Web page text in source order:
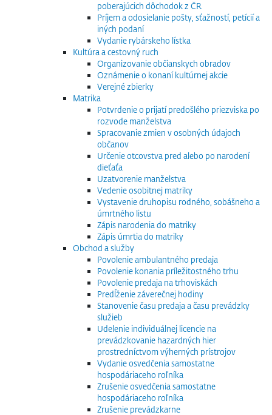
poberajúcich dôchodok z ČR
Príjem a odosielanie pošty, sťažností, petícií a
iných podaní
Vydanie rybárskeho lístka
Kultúra a cestovný ruch
Organizovanie občianskych obradov
Oznámenie o konaní kultúrnej akcie
Verejné zbierky
Matrika
Potvrdenie o prijatí predošlého priezviska po
rozvode manželstva
Spracovanie zmien v osobných údajoch
občanov
Určenie otcovstva pred alebo po narodení
dieťaťa
Uzatvorenie manželstva
Vedenie osobitnej matriky
Vystavenie druhopisu rodného, sobášneho a
úmrtného listu
Zápis narodenia do matriky
Zápis úmrtia do matriky
Obchod a služby
Povolenie ambulantného predaja
Povolenie konania príležitostného trhu
Povolenie predaja na trhoviskách
Predĺženie záverečnej hodiny
Stanovenie času predaja a času prevádzky
služieb
Udelenie individuálnej licencie na
prevádzkovanie hazardných hier
prostredníctvom výherných prístrojov
Vydanie osvedčenia samostatne
hospodáriaceho roľníka
Zrušenie osvedčenia samostatne
hospodáriaceho roľníka
Zrušenie prevádzkarne